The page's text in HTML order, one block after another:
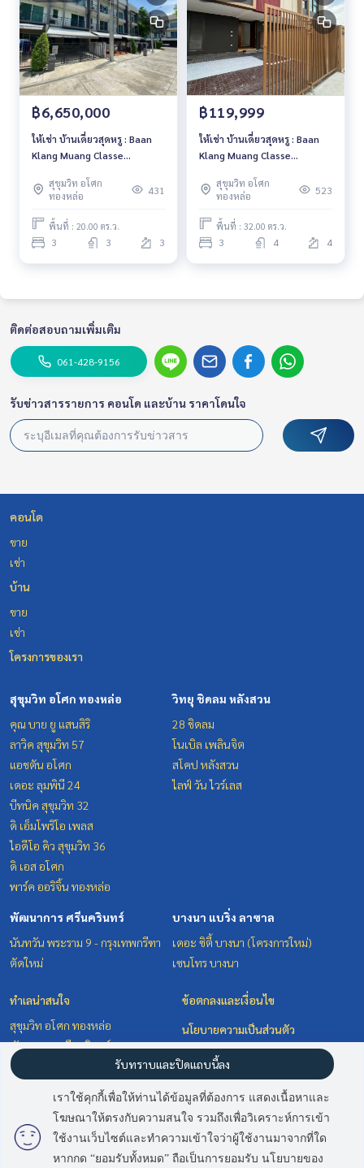
฿6,650,000
ให้เช่า บ้านเดี่ยวสุดหรู : Baan
Klang Muang Classe
ห้องนอน เลี้ยงสัตว์ได้ ใกล้ BTS
อ่อนนุช
สุขุมวิท อโศก
ทองหล่อ
431
พื้นที่ : 20.00 ตร.ว.
3 3 3
฿119,999
ให้เช่า บ้านเดี่ยวสุดหรู : Baan
Klang Muang Classe
ห้องนอน เลี้ยงสัตว์ได้ ใกล้ BTS
อ่อนนุช ราคา 119,999 บาท
สุขุมวิท อโศก
ทองหล่อ
523
พื้นที่ : 32.00 ตร.ว.
3 4 4
มี2คนกำลังดูประกาศนี้
ติดต่อสอบถามเพิ่มเติม
061-428-9156
รับข่าวสารรายการ คอนโด และบ้าน ราคาโดนใจ
คอนโด
ขาย
เช่า
บ้าน
ขาย
เช่า
โครงการของเรา
สุขุมวิท อโศก ทองหล่อ
คุณ บาย ยู แสนสิริ
ลาวิค สุขุมวิท 57
แอชตัน อโศก
เดอะ ลุมพินี 24
บีทนิค สุขุมวิท 32
ดิ เอ็มโพริโอ เพลส
ไอดีโอ คิว สุขุมวิท 36
ดิ เอส อโศก
พาร์ค ออริจิ้น ทองหล่อ
วิทยุ ชิดลม หลังสวน
28 ชิดลม
โนเบิล เพลินจิต
สโคป หลังสวน
ไลฟ์ วัน ไวร์เลส
พัฒนาการ ศรีนครินทร์
นันทวัน พระราม 9 - กรุงเทพกรีฑา
ตัดใหม่
บางนา แบริ่ง ลาซาล
เดอะ ซิตี้ บางนา (โครงการใหม่)
เซนโทร บางนา
ทำเลน่าสนใจ
สุขุมวิท อโศก ทองหล่อ
พัฒนาการ ศรีนครินทร์
วิทยุ ชิดลม หลังสวน
ข้อตกลงและเงื่อนไข
นโยบายความเป็นส่วนตัว
เกี่ยวกับเรา
วิธีการฝากขาย-เช่า
ติดต่อ
เราใช้คุกกี้เพื่อให้ท่านได้ข้อมูลที่ต้องการ แสดงเนื้อหาและ
โฆษณาให้ตรงกับความสนใจ รวมถึงเพื่อวิเคราะห์การเข้า
ใช้งานเว็บไซต์และทำความเข้าใจว่าผู้ใช้งานมาจากที่ใด
หากกด “ยอมรับทั้งหมด” ถือเป็นการยอมรับ นโยบายของ
รับทราบและปิดแถบนี้ลง